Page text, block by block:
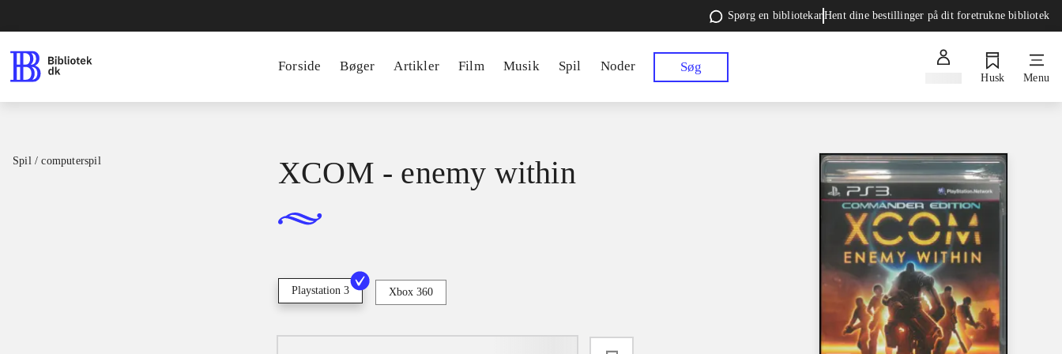
Spørg en bibliotekarHent dine bestillinger på dit foretrukne bibliotek
Forside Bøger Artikler Film Musik Spil Noder Søg
Husk Menu
Spil / computerspil XCOM - enemy within
Playstation 3 Xbox 360